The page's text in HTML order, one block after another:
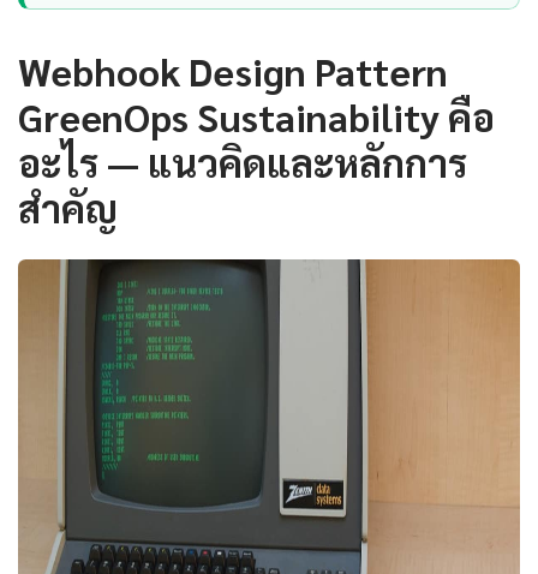
Webhook Design Pattern
GreenOps Sustainability คือ
อะไร — แนวคิดและหลักการ
สำคัญ